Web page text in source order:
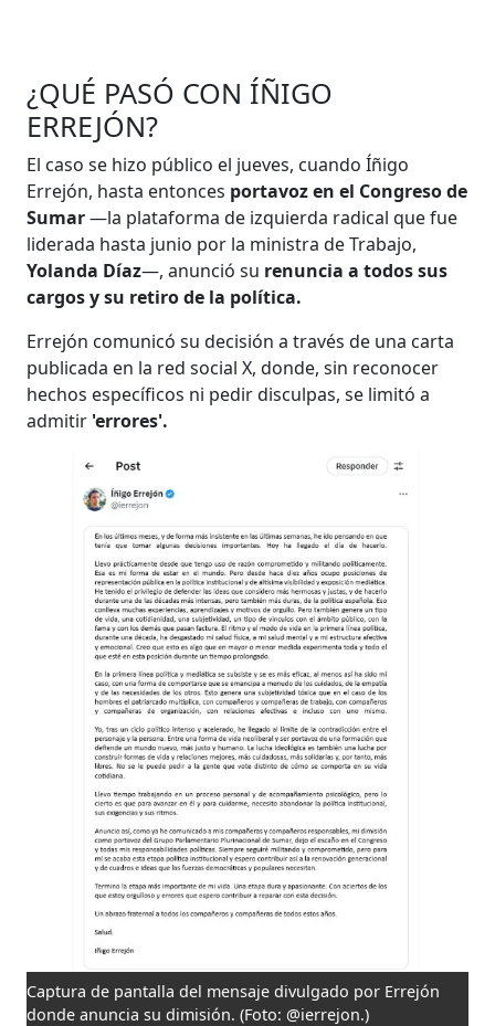
¿QUÉ PASÓ CON ÍÑIGO
ERREJÓN?
El caso se hizo público el jueves, cuando Íñigo
Errejón, hasta entonces portavoz en el Congreso de
Sumar—la plataforma de izquierda radical que fue
liderada hasta junio por la ministra de Trabajo,
Yolanda Díaz—, anunció su renuncia a todos sus
cargos y su retiro de la política.
Errejón comunicó su decisión a través de una carta
publicada en la red social X, donde, sin reconocer
hechos específicos ni pedir disculpas, se limitó a
admitir 'errores'.
Captura de pantalla del mensaje divulgado por Errejón
donde anuncia su dimisión.(Foto: @ierrejon.)